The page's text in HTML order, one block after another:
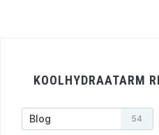
KOOLHYDRAATARM
Blog 54